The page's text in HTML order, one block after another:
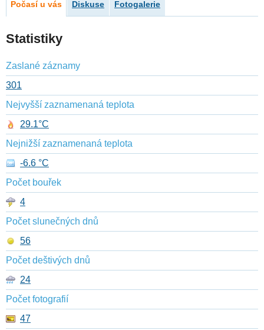
Počasí u vás Diskuse Fotogalerie
Statistiky
Zaslané záznamy
301
Nejvyšší zaznamenaná teplota
29.1°C
Nejnižší zaznamenaná teplota
-6.6 °C
Počet bouřek
4
Počet slunečných dnů
56
Počet deštivých dnů
24
Počet fotografií
47